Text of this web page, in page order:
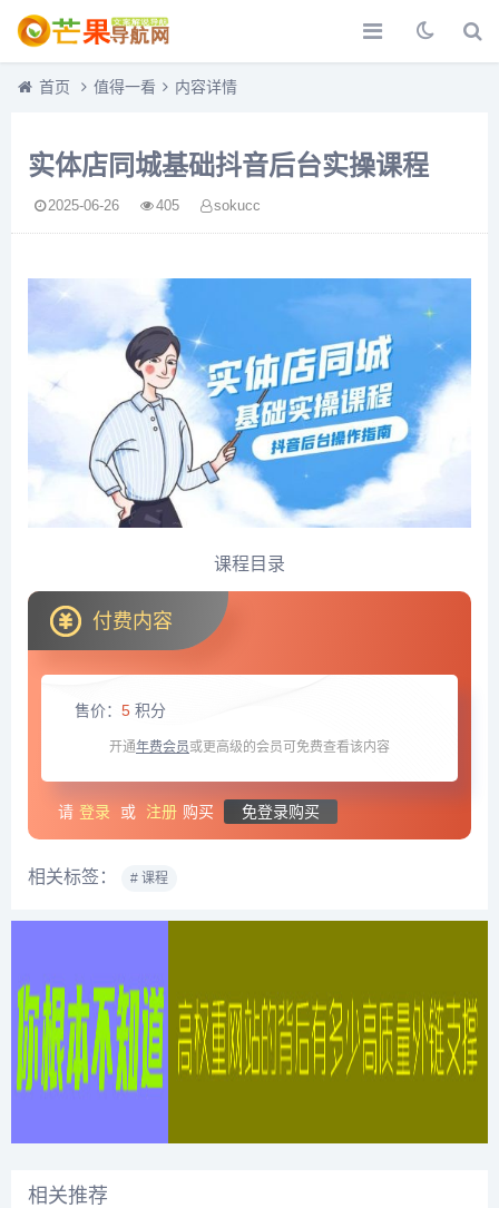
首页 值得一看 内容详情
实体店同城基础抖音后台实操课程
2025-06-26 405 sokucc
课程目录
付费内容
售价： 5 积分
开通年费会员或更高级的会员可免费查看该内容
请 登录 或 注册 购买 免登录购买
相关标签： # 课程
相关推荐